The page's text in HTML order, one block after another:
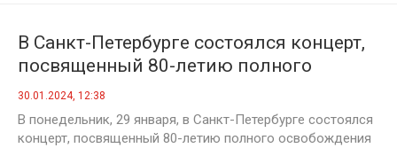
В Санкт-Петербурге состоялся концерт,
посвященный 80-летию полного
освобождения Ленинграда от
фашистской блокады
30.01.2024, 12:38
В понедельник, 29 января, в Санкт-Петербурге состоялся
концерт, посвященный 80-летию полного освобождения